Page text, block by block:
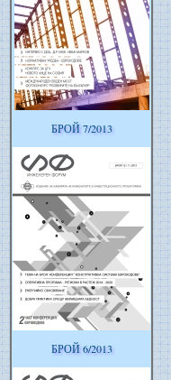
БРОЙ 7/2013
БРОЙ 6/2013